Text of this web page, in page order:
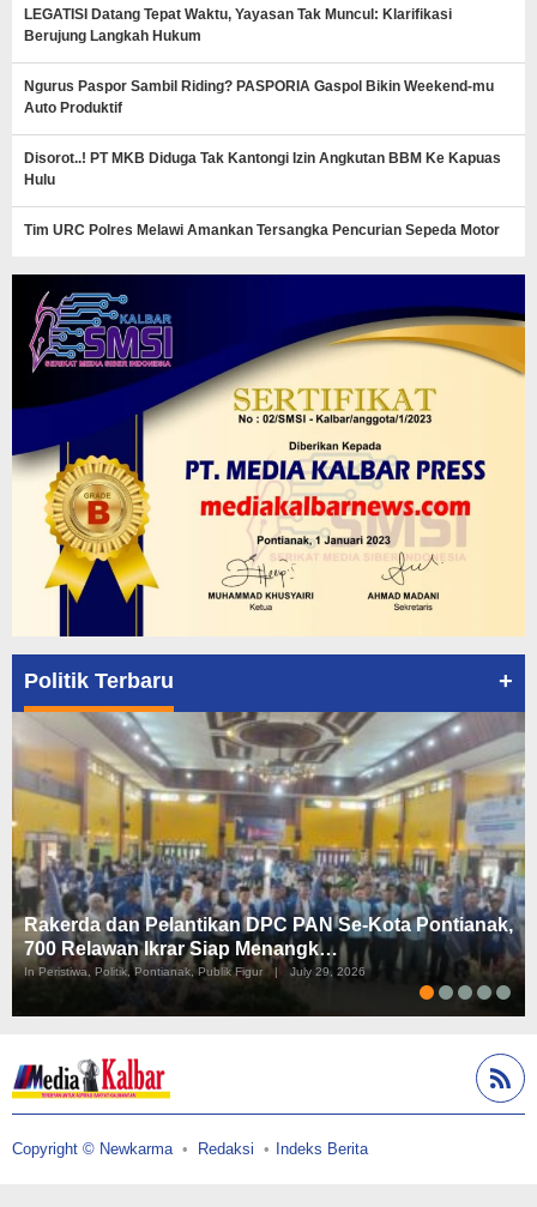
LEGATISI Datang Tepat Waktu, Yayasan Tak Muncul: Klarifikasi
Berujung Langkah Hukum
Ngurus Paspor Sambil Riding? PASPORIA Gaspol Bikin Weekend-mu
Auto Produktif
Disorot..! PT MKB Diduga Tak Kantongi Izin Angkutan BBM Ke Kapuas
Hulu
Tim URC Polres Melawi Amankan Tersangka Pencurian Sepeda Motor
Politik Terbaru +
Rakerda dan Pelantikan DPC PAN Se-Kota Pontianak,
700 Relawan Ikrar Siap Menangk…
In Peristiwa, Politik, Pontianak, Publik Figur | July 29, 2026
Copyright © Newkarma Redaksi Indeks Berita